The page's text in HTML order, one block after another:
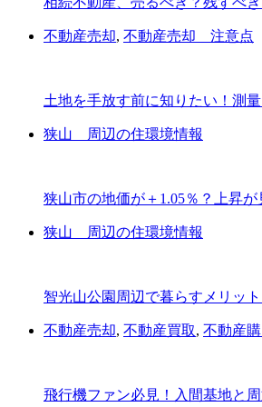
不動産売却, 不動産売却 注意点
土地を手放す前に知りたい！測
狭山 周辺の住環境情報
狭山市の地価が＋1.05％？上昇
狭山 周辺の住環境情報
智光山公園周辺で暮らすメリット
不動産売却, 不動産買取, 不動産購
飛行機ファン必見！入間基地と